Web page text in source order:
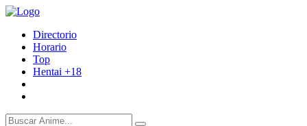
Directorio
Horario
Top
Hentai +18